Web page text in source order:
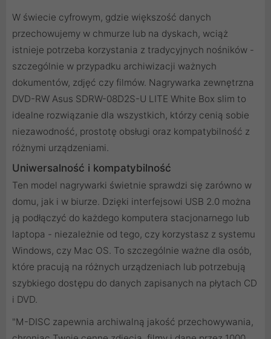
W świecie cyfrowym, gdzie większość danych
przechowujemy w chmurze lub na dyskach, wciąż
istnieje potrzeba korzystania z tradycyjnych nośników -
szczególnie w przypadku archiwizacji ważnych
dokumentów, zdjęć czy filmów. Nagrywarka zewnętrzna
DVD-RW Asus SDRW-08D2S-U LITE White Box slim to
idealne rozwiązanie dla wszystkich, którzy cenią sobie
niezawodność, prostotę obsługi oraz kompatybilność z
różnymi urządzeniami.
Uniwersalność i kompatybilność
Ten model nagrywarki świetnie sprawdzi się zarówno w
domu, jak i w biurze. Dzięki interfejsowi USB 2.0 można
ją podłączyć do każdego komputera stacjonarnego lub
laptopa - niezależnie od tego, czy korzystasz z systemu
Windows, czy Mac OS. To szczególnie ważne dla osób,
które pracują na różnych urządzeniach lub potrzebują
szybkiego dostępu do danych zapisanych na płytach CD
i DVD.
"M-DISC zapewnia archiwalną jakość przechowywania,